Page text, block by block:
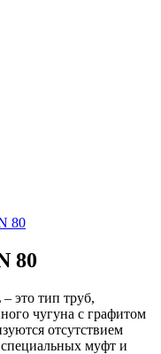
80
это тип труб,
чугуна с графитом
отсутствием
муфт и